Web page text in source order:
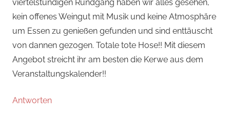
viertelstündigen Rundgang haben wir alles gesehen,
kein offenes Weingut mit Musik und keine Atmosphäre
um Essen zu genießen gefunden und sind enttäuscht
von dannen gezogen. Totale tote Hose!! Mit diesem
Angebot streicht ihr am besten die Kerwe aus dem
Veranstaltungskalender!!
Antworten